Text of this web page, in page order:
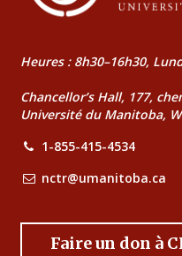
Heures : 8h30–16h30,
Chancellor’s Hall, 177,
Université du Manitoba,
1-855-415-4534
nctr@umanitoba.ca
Faire un don à